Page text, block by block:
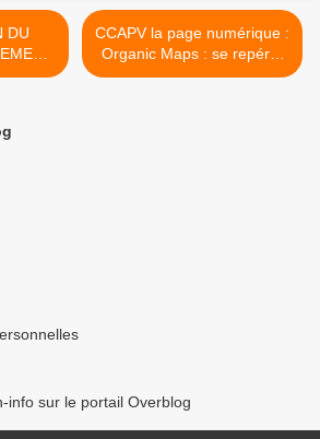
CCAPV la page numérique :
Organic Maps : se repérer
hors connexion >
info sur le portail Overblog